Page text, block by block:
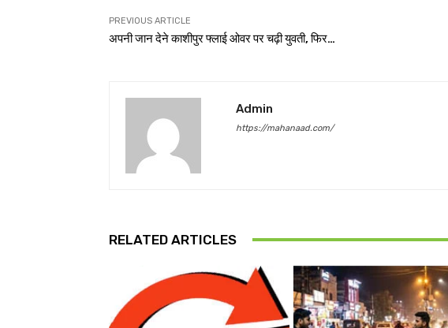
PREVIOUS ARTICLE
अपनी जान देने काशीपुर फ्लाई ओवर पर चढ़ी युवती, फिर…
Admin
https://mahanaad.com/
RELATED ARTICLES